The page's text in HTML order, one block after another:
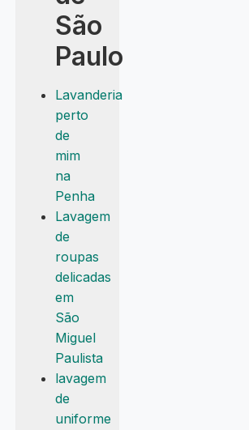
São
Paulo
Lavanderia
perto
de
mim
na
Penha
Lavagem
de
roupas
delicadas
em
São
Miguel
Paulista
lavagem
de
uniforme